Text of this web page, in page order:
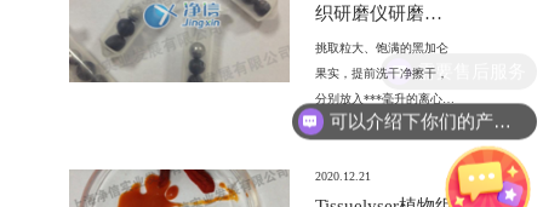
织研磨仪研磨黑
加仑果实的试验
方法
挑取粒大、饱满的黑加仑
果实，提前洗干净擦干，
分别放入***毫升的离心管
中。每个离心管中放入***
珠，分别将离心管盖盖好
后，再置入研磨适配器
2020.12.21
可以介绍下你们的产品么?
需要售后服务